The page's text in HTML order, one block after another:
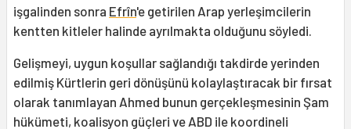
işgalinden sonra Efrîn'e getirilen Arap yerleşimcilerin
kentten kitleler halinde ayrılmakta olduğunu söyledi.
Gelişmeyi, uygun koşullar sağlandığı takdirde yerinden
edilmiş Kürtlerin geri dönüşünü kolaylaştıracak bir fırsat
olarak tanımlayan Ahmed bunun gerçekleşmesinin Şam
hükümeti, koalisyon güçleri ve ABD ile koordineli